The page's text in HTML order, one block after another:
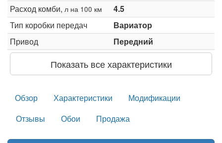
Расход комби, л на 100 км
4.5
Тип коробки передач
Вариатор
Привод
Передний
Показать все характеристики
Обзор Характеристики
Модификации
Отзывы
Обои Продажа